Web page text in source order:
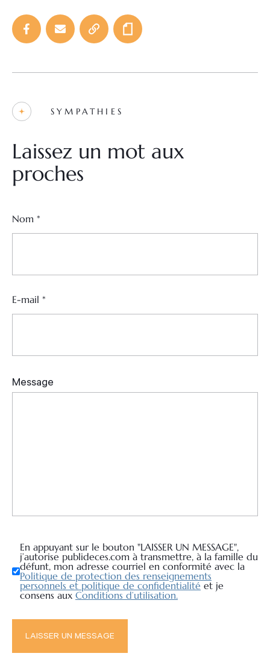
SYMPATHIES
Laissez un mot aux
proches
En appuyant sur le bouton "LAISSER UN MESSAGE",
j’autorise publideces.com à transmettre, à la famille du
défunt, mon adresse courriel en conformité avec la
Politique de protection des renseignements
personnels et politique de confidentialité et je
consens aux Conditions d’utilisation.
Nom *
E-mail *